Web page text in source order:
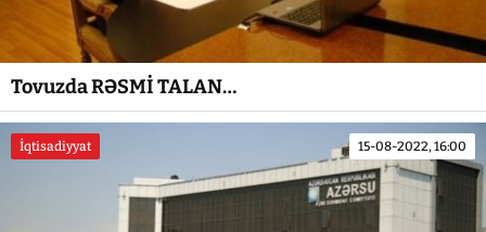
Tovuzda RƏSMİ TALAN…
İqtisadiyyat 15-08-2022, 16:00